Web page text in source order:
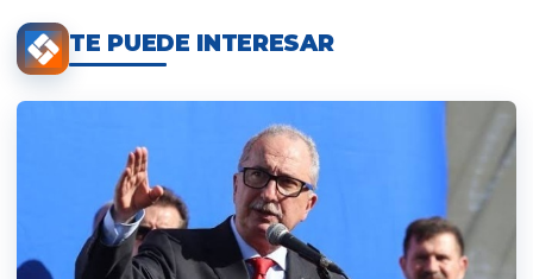
TE PUEDE INTERESAR